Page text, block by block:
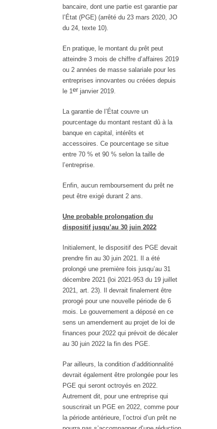
bancaire, dont une partie est garantie par
l’État (PGE) (arrêté du 23 mars 2020, JO
du 24, texte 10).
En pratique, le montant du prêt peut
atteindre 3 mois de chiffre d’affaires 2019
ou 2 années de masse salariale pour les
entreprises innovantes ou créées depuis
le 1er janvier 2019.
La garantie de l’État couvre un
pourcentage du montant restant dû à la
banque en capital, intérêts et
accessoires. Ce pourcentage se situe
entre 70 % et 90 % selon la taille de
l’entreprise.
Enfin, aucun remboursement du prêt ne
peut être exigé durant 2 ans.
Une probable prolongation du
dispositif jusqu’au 30 juin 2022
Initialement, le dispositif des PGE devait
prendre fin au 30 juin 2021. Il a été
prolongé une première fois jusqu’au 31
décembre 2021 (loi 2021-953 du 19 juillet
2021, art. 23). Il devrait finalement être
prorogé pour une nouvelle période de 6
mois. Le gouvernement a déposé en ce
sens un amendement au projet de loi de
finances pour 2022 qui prévoit de décaler
au 30 juin 2022 la fin des PGE.
Par ailleurs, la condition d’additionnalité
devrait également être prolongée pour les
PGE qui seront octroyés en 2022.
Autrement dit, pour une entreprise qui
souscrirait un PGE en 2022, comme pour
la période antérieure, l’octroi d’un prêt ne